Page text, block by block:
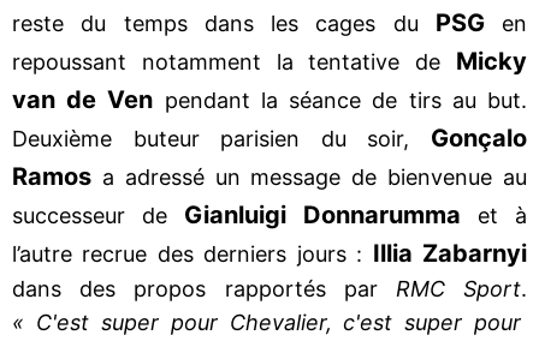
reste du temps dans les cages du PSG
en
repoussant notamment la tentative de Micky
van de Ven pendant la séance de tirs au but.
Deuxième buteur parisien du soir, Gonçalo
Ramos a adressé un message de bienvenue au
successeur de Gianluigi Donnarumma
et à
l’autre recrue des derniers jours : Illia Zabarnyi
dans des propos rapportés par RMC Sport.
« C'est super pour Chevalier, c'est super pour